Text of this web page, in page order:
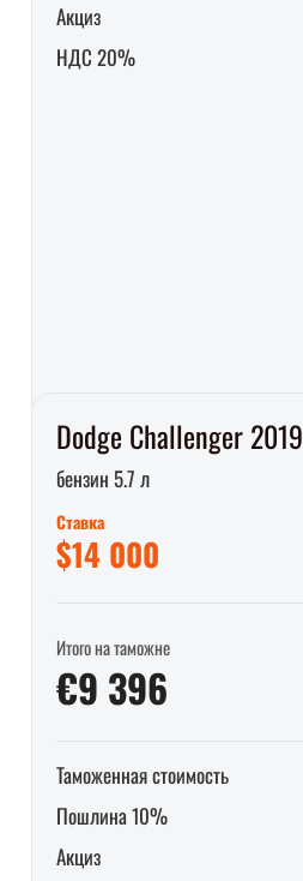
Акциз
НДС 20%
Dodge Challenger 2019
бензин 5.7 л
Ставка
$14 000
Итого на таможне
€9 396
Таможенная стоимость
Пошлина 10%
Акциз